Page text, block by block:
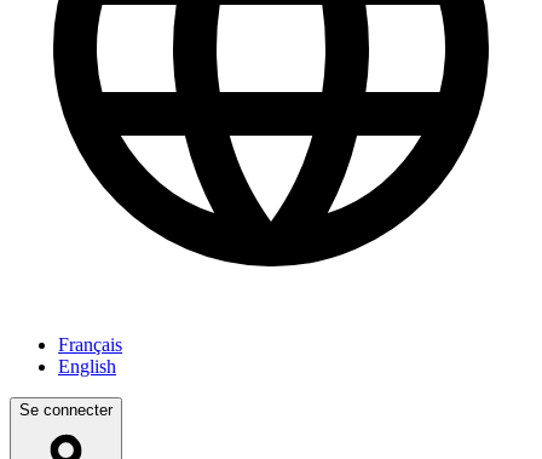
Français
English
Se connecter